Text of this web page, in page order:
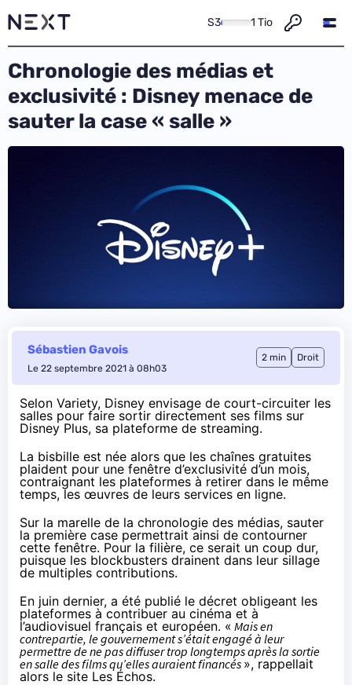
S3 1 Tio
Chronologie des médias et
exclusivité : Disney menace de
sauter la case « salle »
Sébastien Gavois
Le 22 septembre 2021 à 08h03
2 min Droit
Selon Variety, Disney envisage de court-circuiter les
salles pour faire sortir directement ses films sur
Disney Plus, sa plateforme de streaming.
La bisbille est née alors que les chaînes gratuites
plaident pour une fenêtre d’exclusivité d’un mois,
contraignant les plateformes à retirer dans le même
temps, les œuvres de leurs services en ligne.
Sur la marelle de la chronologie des médias, sauter
la première case permettrait ainsi de contourner
cette fenêtre. Pour la filière, ce serait un coup dur,
puisque les blockbusters drainent dans leur sillage
de multiples contributions.
En juin dernier, a été publié le décret obligeant les
plateformes à contribuer au cinéma et à
l’audiovisuel français et européen. « Mais en
contrepartie, le gouvernement s’était engagé à leur
permettre de ne pas diffuser trop longtemps après la sortie
en salle des films qu’elles auraient financés », rappellait
alors le site Les Échos.